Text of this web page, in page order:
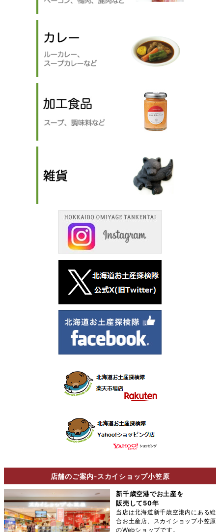
店舗のご案内-スカイショップ小笠原
新千歳空港でお土産を
販売して50年
当店は北海道新千歳空港内にある総
合お土産店、スカイショップ小笠原
のWebショップです。